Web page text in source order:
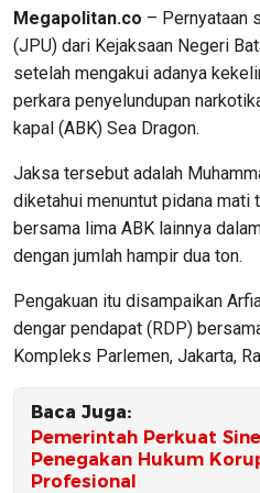
Megapolitan.co – Pernyataan
(JPU) dari Kejaksaan Negeri
setelah mengakui adanya
perkara penyelundupan
kapal (ABK) Sea Dragon.
Jaksa tersebut adalah
diketahui menuntut pidana mati
bersama lima ABK lainnya
dengan jumlah hampir dua ton.
Pengakuan itu disampaikan
dengar pendapat (RDP)
Kompleks Parlemen, Jakarta,
Baca Juga:
Pemerintah Perkuat
Penegakan Hukum
Profesional